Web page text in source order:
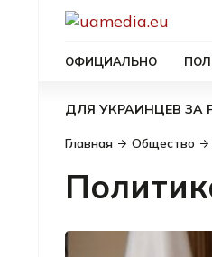
ОФИЦИАЛЬНО
ДЛЯ УКРАИНЦЕВ ЗА
Главная Общество